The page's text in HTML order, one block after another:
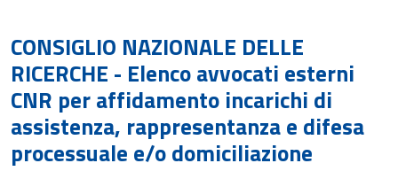
CONSIGLIO NAZIONALE DELLE
RICERCHE - Elenco avvocati esterni
CNR per affidamento incarichi di
assistenza, rappresentanza e difesa
processuale e/o domiciliazione